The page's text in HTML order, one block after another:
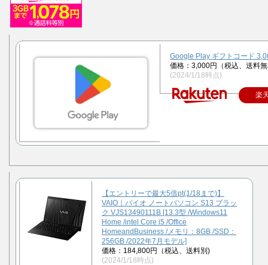
Google Play ギフトコード
価格：3,000円（税込、送料
(2024/1/18時点)
楽
【エントリーで最大5倍pt(1/18まで)】
VAIO｜バイオ ノートパソコン S13 ブラッ
ク VJS13490111B [13.3型 /Windows11
Home /intel Core i5 /Office
HomeandBusiness /メモリ：8GB /SSD：
256GB /2022年7月モデル]
価格：184,800円（税込、送料別)
(2024/1/18時点)